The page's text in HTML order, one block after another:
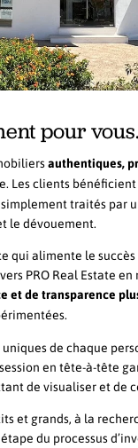
pour vous.
authentiques,
Les clients bénéficient
traités par
le dévouement.
alimente le succès
PRO Real Estate
et de transparence
de chaque
en tête-à-tête
de visualiser et de
et grands, à la
du processus